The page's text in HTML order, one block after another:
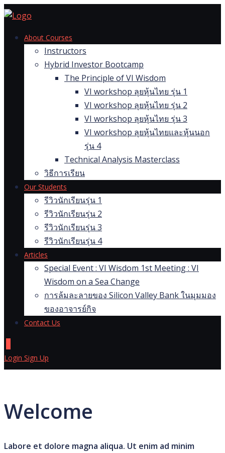
Skip
contentAbout Courses
Instructors
Hybrid Investor Bootcamp
The Principle of VI Wisdom
VI workshop ลุยหุ้นไทย รุ่น 1
VI workshop ลุยหุ้นไทย รุ่น 2
VI workshop ลุยหุ้นไทย รุ่น 3
VI workshop ลุยหุ้นไทยและหุ้นนอก
รุ่น 4
Technical Analysis Masterclass
วิธีการเรียน
Our Students
รีวิวนักเรียนรุ่น 1
รีวิวนักเรียนรุ่น 2
รีวิวนักเรียนรุ่น 3
รีวิวนักเรียนรุ่น 4
Articles
Special Event : VI Wisdom 1st Meeting : VI
Wisdom on a Sea Change
การล้มละลายของ Silicon Valley Bank ในมุมมอง
ของอาจารย์กิจ
Contact Us
Login Sign Up
Welcome
Labore et dolore magna aliqua. Ut enim ad minim